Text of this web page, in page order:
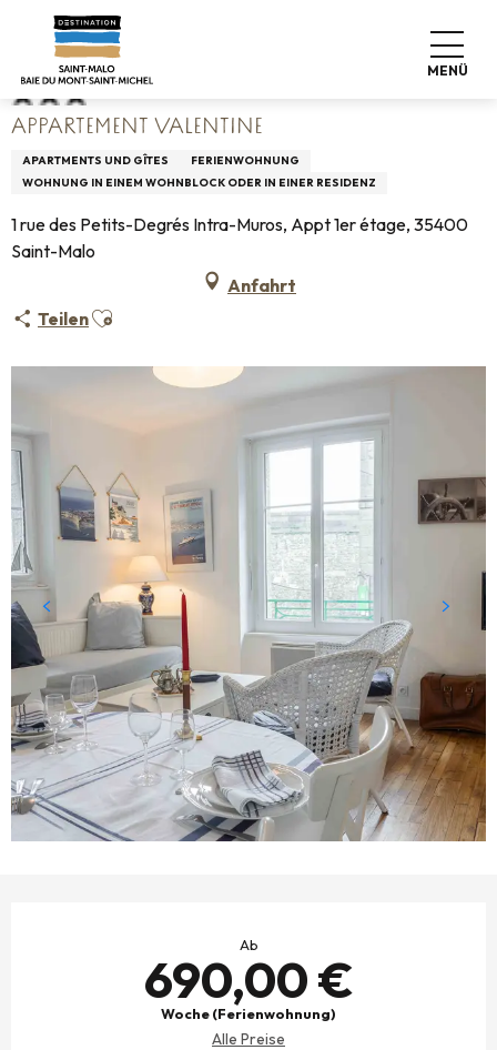
contenu
principal
MENÜ
Startseite
APPARTEMENT VALENTINE
APARTMENTS UND GÎTES
FERIENWOHNUNG
WOHNUNG IN EINEM WOHNBLOCK ODER IN EINER RESIDENZ
1 rue des Petits-Degrés Intra-Muros, Appt 1er étage, 35400
Saint-Malo
Anfahrt
TeilenAjouter aux favoris
Ab
690,00 €
Woche (Ferienwohnung)
Alle Preise